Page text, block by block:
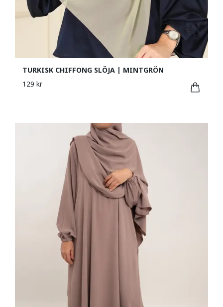
TURKISK CHIFFONG SLÖJA | MINTGRÖN
129 kr